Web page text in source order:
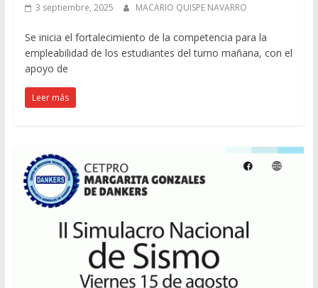
3 septiembre, 2025 MACARIO QUISPE NAVARRO
Se inicia el fortalecimiento de la competencia para la
empleabilidad de los estudiantes del turno mañana, con el
apoyo de
Leer más